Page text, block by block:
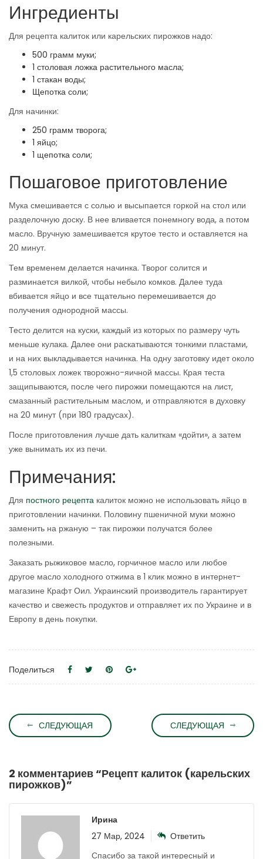
Ингредиенты
Для рецепта калиток или карельских пирожков надо:
500 грамм муки;
1 столовая ложка растительного масла;
1 стакан воды;
Щепотка соли;
Для начинки:
250 грамм творога;
1 яйцо;
1 щепотка соли;
Пошаговое приготовление
Мука смешивается с солью и высыпается горкой на стол или
разделочную доску. В нее вливается понемногу вода, а потом
масло. Вручную замешивается крутое тесто и оставляется на
20 минут.
Тем временем делается начинка. Творог солится и
разминается вилкой, чтобы небыло комков. Далее туда
вбивается яйцо и все тщательно перемешивается до
получения однородной массы.
Тесто делится на куски, каждый из которых по размеру чуть
меньше кулака. Далее они раскатываются тонкими пластами,
и на них выкладывается начинка. На одну заготовку идет около
1,5 столовых ложек творожно-яичной массы. Края теста
защипываются, после чего пирожки помещаются на лист,
смазанный растительным маслом, и отправляются в духовку
на 20 минут (при 180 градусах).
После приготовления лучше дать калиткам «дойти», а затем
уже вынимать их из печи.
Примечания:
Для постного рецепта калиток можно не использовать яйцо в
приготовлении начинки. Половину пшеничной муки можно
заменить на ржаную – так пирожки получатся более
полезными.
Заказать рыжиковое масло, горчичное масло или любое
другое масло холодного отжима в 1 клик можно в интернет-
магазине Крафт Оил. Украинский производитель гарантирует
качество и свежесть продуктов и отправляет их по Украине и в
Европу в день покупки.
Поделиться
СЛЕДУЮЩАЯ СЛЕДУЮЩАЯ
2 комментариев “Рецепт калиток (карельских
пирожков)”
Ирина
27 Мар, 2024
Ответить
Спасибо за такой интересный и